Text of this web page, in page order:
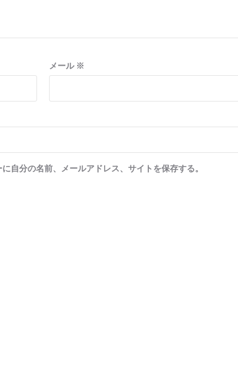
メール ※
自分の名前、メールアドレス、サイトを保存する。